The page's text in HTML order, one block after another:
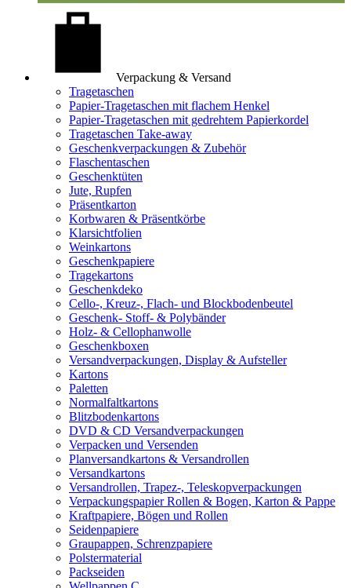
Verpackung & Versand
Tragetaschen
Papier-Tragetaschen mit flachem Henkel
Papier-Tragetaschen mit gedrehtem Papierkordel
Tragetaschen Take-away
Geschenkverpackungen & Zubehör
Flaschentaschen
Geschenktüten
Jute, Rupfen
Präsentkarton
Korbwaren & Präsentkörbe
Klarsichtfolien
Weinkartons
Geschenkpapiere
Tragekartons
Geschenkdeko
Cello-, Kreuz-, Flach- und Blockbodenbeutel
Geschenk- Stoff- & Polybänder
Holz- & Cellophanwolle
Geschenkboxen
Versandverpackungen, Display & Aufsteller
Kartons
Paletten
Normalfaltkartons
Blitzbodenkartons
DVD & CD Versandverpackungen
Verpacken und Versenden
Planversandkartons & Versandrollen
Versandkartons
Versandrollen, Trapez-, Teleskopverpackungen
Verpackungspapier Rollen & Bogen, Karton & Pappe
Kraftpapiere, Bögen und Rollen
Seidenpapiere
Graupappen, Schrenzpapiere
Polstermaterial
Packseiden